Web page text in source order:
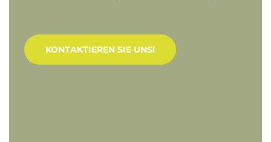
KONTAKTIEREN SIE UNS!